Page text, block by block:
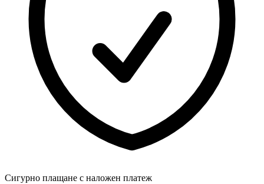
Сигурно плащане с наложен платеж